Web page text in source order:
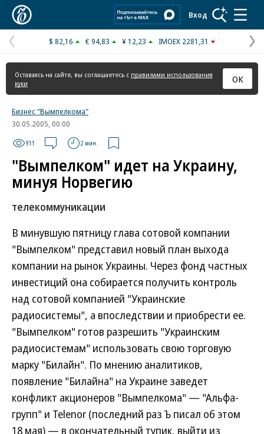
Вход
Предыдущая
страница
$ 82,16 € 94,83 ¥ 12,23 IMOEX 2281,31
Оставаясь на сайте, вы соглашаетесь с правилами использования
куки
ОК
Бизнес "Вымпелкома"
30.05.2005, 00:00
911 2 мин.
"Вымпелком" идет на Украину,
минуя Норвегию
телекоммуникации
В минувшую пятницу глава сотовой компании
"Вымпелком" представил новый план выхода
компании на рынок Украины. Через фонд частных
инвестиций она собирается получить контроль
над сотовой компанией "Украинские
радиосистемы", а впоследствии и приобрести ее.
"Вымпелком" готов разрешить "Украинским
радиосистемам" использовать свою торговую
марку "Билайн". По мнению аналитиков,
появление "Билайна" на Украине заведет
конфликт акционеров "Вымпелкома" — "Альфа-
групп" и Telenor (последний раз Ъ писал об этом
18 мая) — в окончательный тупик, выйти из